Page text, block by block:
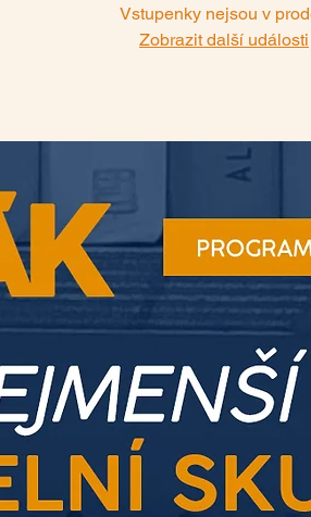
Vstupenky nejsou v
Zobrazit další události